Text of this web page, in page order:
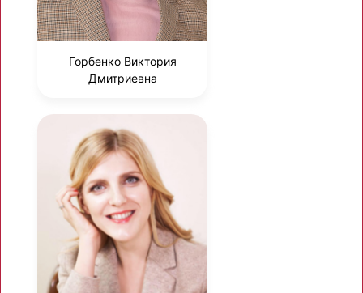
Горбенко Виктория
Дмитриевна